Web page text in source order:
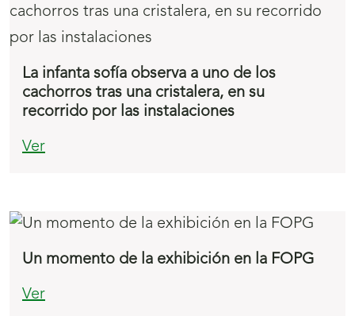
La infanta sofía observa a uno de los
cachorros tras una cristalera, en su
recorrido por las instalaciones
Ver
Un momento de la exhibición en la FOPG
Ver